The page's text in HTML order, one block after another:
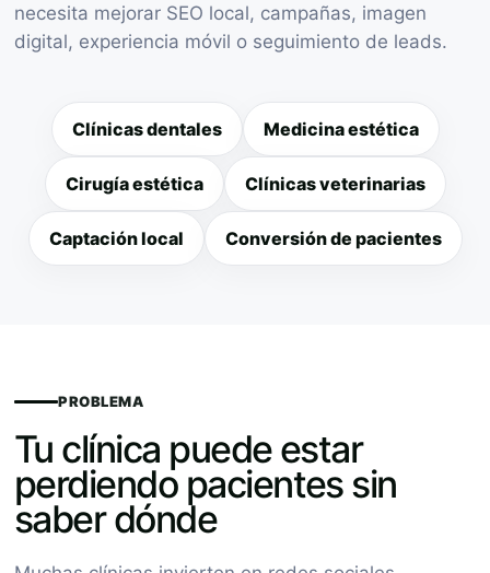
necesita mejorar SEO local, campañas, imagen
digital, experiencia móvil o seguimiento de leads.
Clínicas dentales Medicina estética
Cirugía estética Clínicas veterinarias
Captación local Conversión de pacientes
PROBLEMA
Tu clínica puede estar
perdiendo pacientes sin
saber dónde